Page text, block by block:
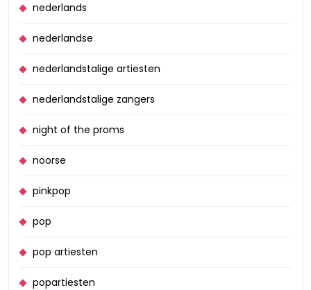
nederlands
nederlandse
nederlandstalige artiesten
nederlandstalige zangers
night of the proms
noorse
pinkpop
pop
pop artiesten
popartiesten